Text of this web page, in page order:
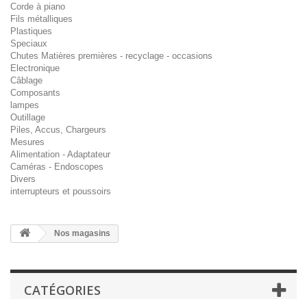
Corde à piano
Fils métalliques
Plastiques
Speciaux
Chutes Matières premières - recyclage - occasions
Electronique
Câblage
Composants
lampes
Outillage
Piles, Accus, Chargeurs
Mesures
Alimentation - Adaptateur
Caméras - Endoscopes
Divers
interrupteurs et poussoirs
Nos magasins
CATÉGORIES